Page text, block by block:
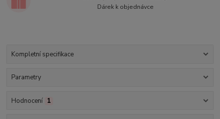
Dárek k objednávce
Kompletní specifikace
Parametry
Hodnocení 1